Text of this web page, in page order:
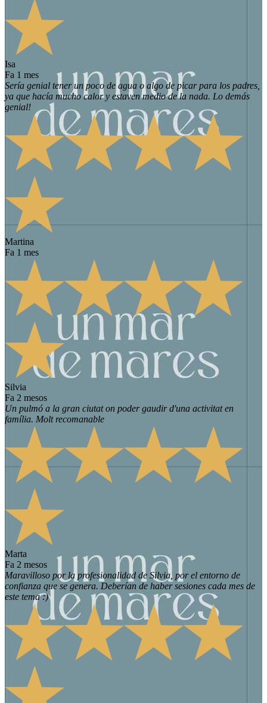
Isa
fa 1 mes
Sería genial tener un poco de agua o algo de picar para los padres,
ya que hacía mucho calor y estaven medio de la nada. Lo demás
genial!
Martina
fa 1 mes
Silvia
fa 2 mesos
Un pulmó a la gran ciutat on poder gaudir d'una activitat en
família. Molt recomanable
Marta
fa 2 mesos
Maravilloso por la profesionalidad de Silvia, por el entorno de
confianza que se genera. Deberían de haber sesiones cada mes de
este tema :)